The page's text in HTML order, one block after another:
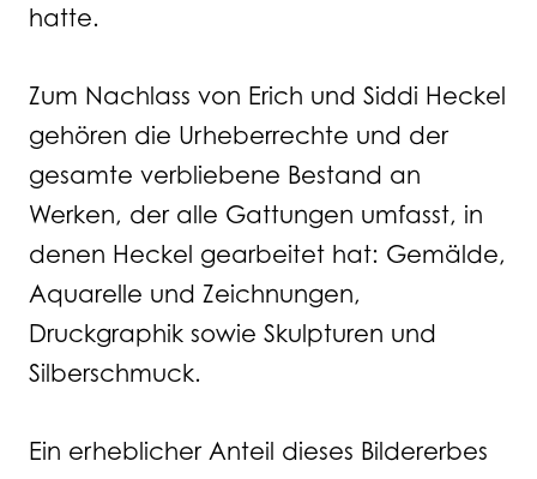
hatte.
Zum Nachlass von Erich und Siddi Heckel
gehören die Urheberrechte und der
gesamte verbliebene Bestand an
Werken, der alle Gattungen umfasst, in
denen Heckel gearbeitet hat: Gemälde,
Aquarelle und Zeichnungen,
Druckgraphik sowie Skulpturen und
Silberschmuck.
Ein erheblicher Anteil dieses Bildererbes